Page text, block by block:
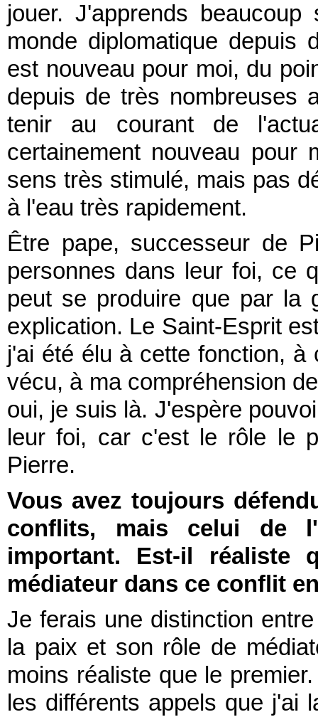
jouer. J'apprends
monde diplomatique
est nouveau pour moi, du
depuis de très nombreuses
tenir au courant de
certainement nouveau pour
sens très stimulé, mais pas
à l'eau très rapidement.
Être pape, successeur de
personnes dans leur foi, ce
peut se produire que par
explication. Le Saint-Esprit
j'ai été élu à cette fonction,
vécu, à ma compréhension
oui, je suis là. J'espère
leur foi, car c'est le rôle le
Pierre.
Vous avez toujours
conflits, mais celui de
important. Est-il réaliste
médiateur dans ce conflit
Je ferais une distinction
la paix et son rôle de
moins réaliste que le
les différents appels que j'ai